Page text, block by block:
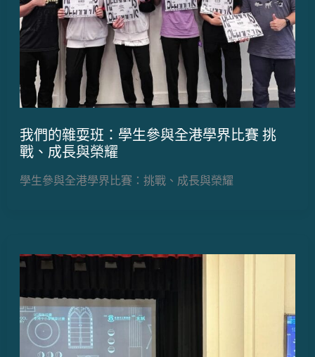
我們的雜耍班：學生參與全港學界比賽 挑
戰、成長與榮耀
學生參與全港學界比賽：挑戰、成長與榮耀